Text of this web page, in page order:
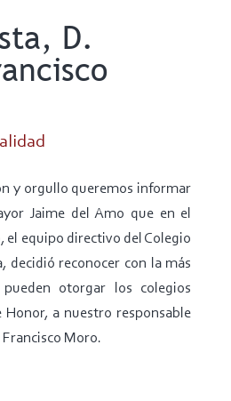
D.
y orgullo queremos informar
Jaime del Amo que en el
el equipo directivo del Colegio
decidió reconocer con la más
otorgar los colegios
Honor, a nuestro responsable
Moro.